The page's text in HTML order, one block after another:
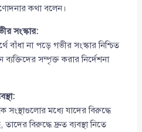
কথা বলেন।
সংস্কার:
বাঁধা না পড়ে গভীর সংস্কার নিশ্চিত
ব্যক্তিদের সম্পৃক্ত করার নির্দেশনা
সংস্থাগুলোর মধ্যে যাদের বিরুদ্ধে
বিরুদ্ধে দ্রুত ব্যবস্থা নিতে